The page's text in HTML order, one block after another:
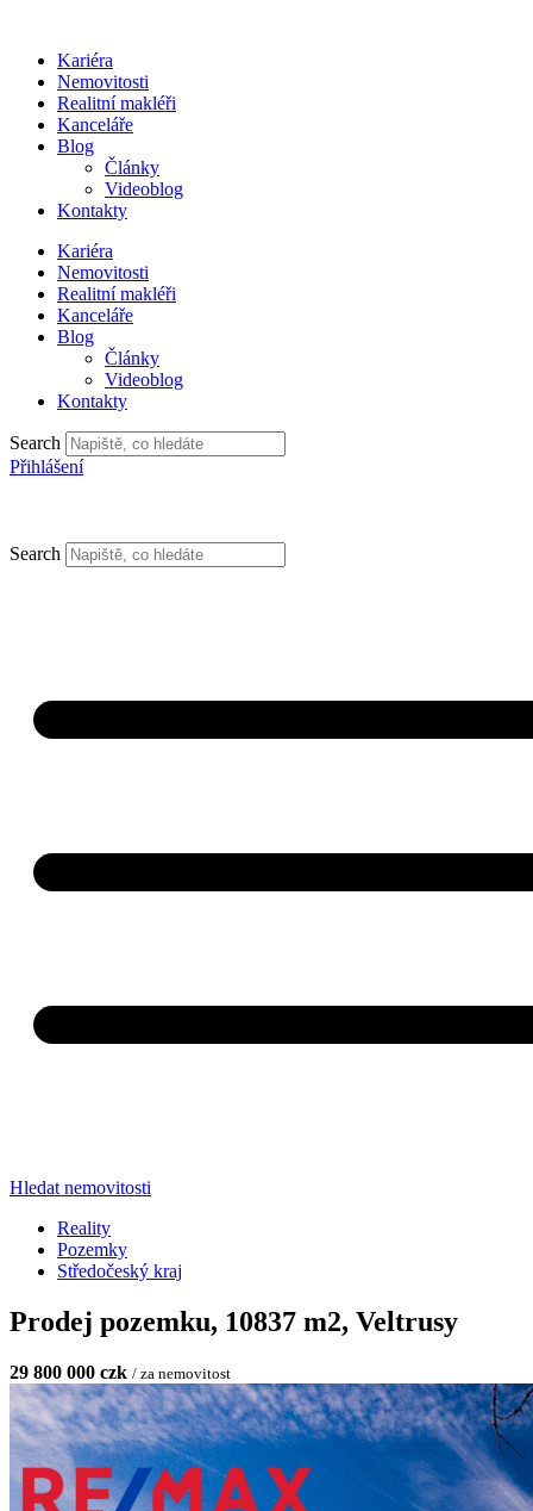
obsahuKariéra
Nemovitosti
Realitní makléři
Kanceláře
Blog
Články
Videoblog
Kontakty
Kariéra
Nemovitosti
Realitní makléři
Kanceláře
Blog
Články
Videoblog
Kontakty
Search
Přihlášení
Search
Hledat nemovitosti
Reality
Pozemky
Středočeský kraj
Prodej pozemku, 10837 m2, Veltrusy
29 800 000 czk / za nemovitost